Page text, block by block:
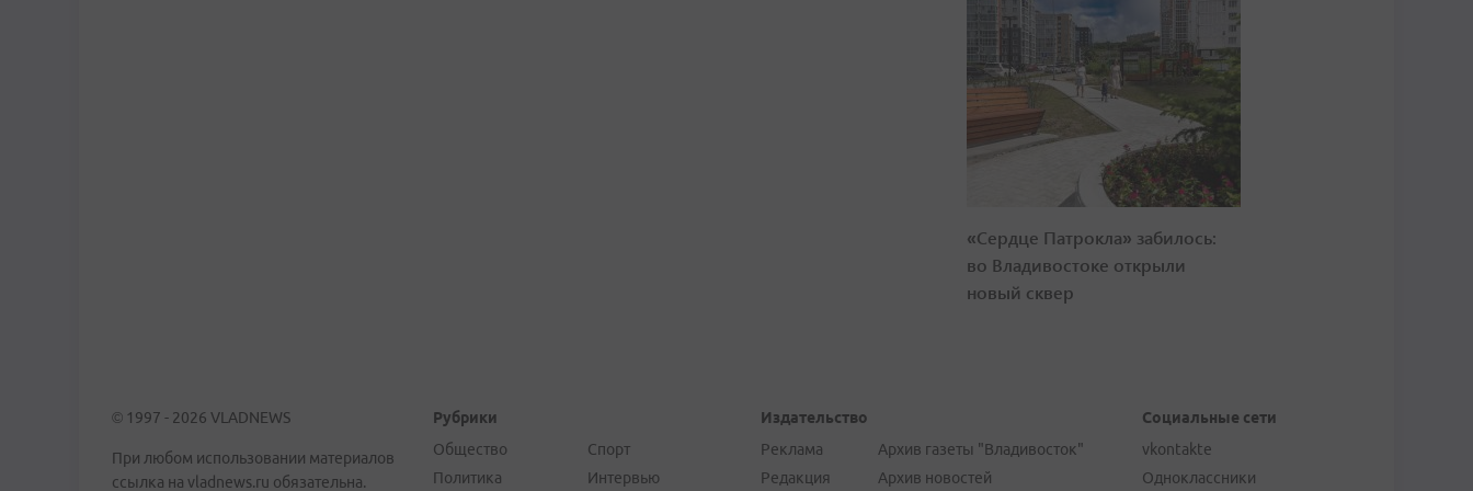
«Сердце Патрокла» забилось:
во Владивостоке открыли
новый сквер
© 1997 - 2026 VLADNEWS
При любом использовании материалов
ссылка на vladnews.ru обязательна.
Рубрики
Общество
Политика
Спорт
Интервью
Издательство
Реклама
Редакция
Архив газеты "Владивосток"
Архив новостей
Социальные сети
vkontakte
Одноклассники